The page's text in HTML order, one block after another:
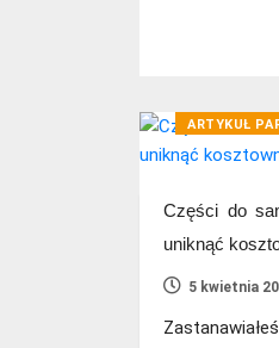
ARTYKUŁ
Części do
uniknąć
5 kwietnia